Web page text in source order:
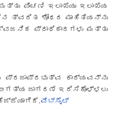
ಪಿಂಚಣಿ ಇಲಾಖೆಯು ಇಲಾಖೆಯ
ತ್ವರಿತ ಶೋಧದ ಮಾಹಿತಿಯನ್ನು
ಪ್ರಾಧಿಕಾರಗಳು ಮತ್ತು
ಕಾರ್ಯವನ್ನು
ಅಗತ್ಯ ಜಾಗರಣೆ ಇರಿಸಿಕೊಳ್ಳಲು
ವೆಬ್ಸೈಟ್